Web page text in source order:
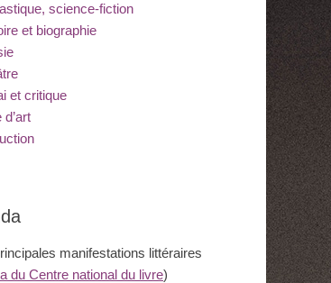
science-fiction
et biographie
et critique
d’art
manifestations littéraires
du Centre national du livre)